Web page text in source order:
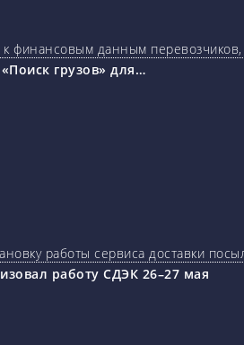
финансовым данным
грузов» для…
работы сервиса доставки
работу СДЭК 26–27 мая